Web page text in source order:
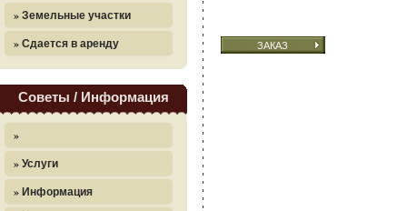
» Земельные участки
» Сдается в аренду
Советы / Информация
»
» Услуги
» Информация
ЗАКАЗ